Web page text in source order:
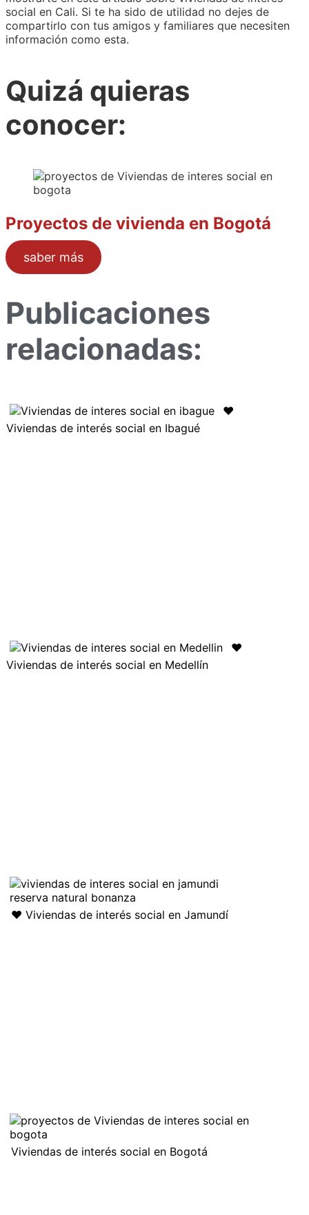
social en Cali. Si te ha sido de utilidad no dejes de
compartirlo con tus amigos y familiares que necesiten
información como esta.
Quizá quieras
conocer:
Proyectos de vivienda en Bogotá
saber más
Publicaciones
relacionadas:
❤️
Viviendas de interés social en Ibagué
❤️
Viviendas de interés social en Medellín
❤️ Viviendas de interés social en Jamundí
Viviendas de interés social en Bogotá